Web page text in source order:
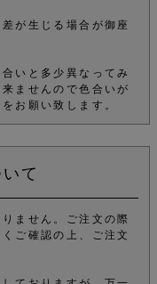
が生じる場合が御座
いと多少異なってみ
ませんので色合いが
お願い致します。
て
ません。ご注文の際
ご確認の上、ご注文